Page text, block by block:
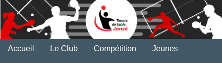
Accueil Le Club Compétition Jeunes
Panneau de gestion des cookies